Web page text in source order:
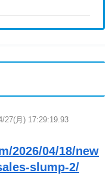
27(月) 17:29:19.93
2026/04/18/new
slump-2/